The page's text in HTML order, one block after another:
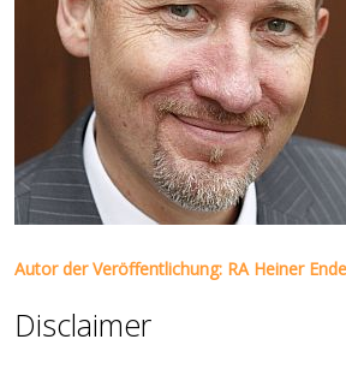
Autor der Veröffentlichung: RA Heiner
Disclaimer